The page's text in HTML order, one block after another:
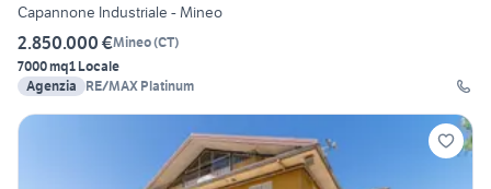
Capannone Industriale - Mineo
2.850.000 €Mineo(CT)
7000 mq1 Locale
Agenzia
RE/MAX Platinum